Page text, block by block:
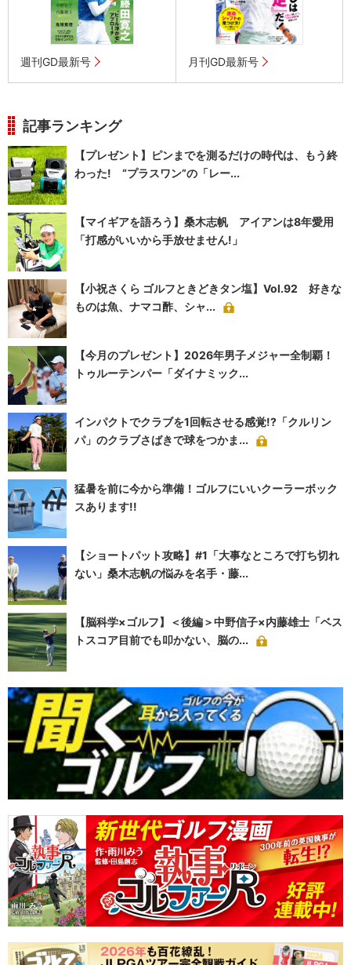
週刊GD最新号 月刊GD最新号
記事ランキング
【プレゼント】ピンまでを測るだけの時代は、もう終
わった! “プラスワン”の「レー...
【マイギアを語ろう】桑木志帆 アイアンは8年愛用
「打感がいいから手放せません!」
【小祝さくら ゴルフときどきタン塩】Vol.92 好きな
ものは魚、ナマコ酢、シャ...
【今月のプレゼント】2026年男子メジャー全制覇！
トゥルーテンパー「ダイナミック...
インパクトでクラブを1回転させる感覚!?「クルリン
パ」のクラブさばきで球をつかま...
猛暑を前に今から準備！ゴルフにいいクーラーボック
スあります!!
【ショートパット攻略】#1「大事なところで打ち切れ
ない」桑木志帆の悩みを名手・藤...
【脳科学×ゴルフ】＜後編＞中野信子×内藤雄士「ベス
トスコア目前でも叩かない、脳の...